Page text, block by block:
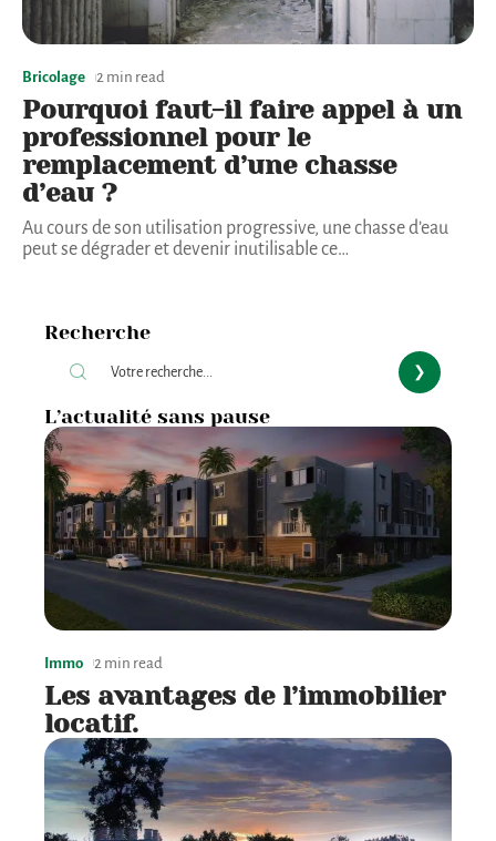
Bricolage 2 min read
Pourquoi faut-il faire appel à un
professionnel pour le
remplacement d’une chasse
d’eau ?
Au cours de son utilisation progressive, une chasse d’eau
peut se dégrader et devenir inutilisable ce…
Recherche
L’actualité sans pause
Immo 2 min read
Les avantages de l’immobilier
locatif.